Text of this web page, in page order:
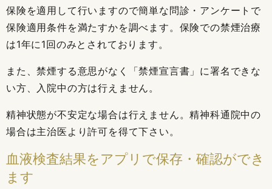
保険を適用して行いますので簡単な問診・アンケートで
保険適用条件を満たすかを調べます。保険での禁煙治療
は1年に1回のみとされております。
また、禁煙する意思がなく「禁煙宣言書」に署名できな
い方、入院中の方は行えません。
精神状態が不安定な場合は行えません。精神科通院中の
場合は主治医より許可を得て下さい。
血液検査結果をアプリで保存・確認ができ
ます